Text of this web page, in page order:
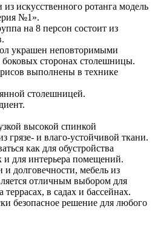
искусственного ротанга модель
№1».
на 8 персон состоит из
украшен неповторимыми
сторонах столешницы.
выполнены в технике
столешницей.
высокой спинкой
грязе- и влаго-устойчивой ткани.
как для обустройства
и для интерьера помещений.
и долговечности, мебель из
отличным выбором для
в садах и бассейнах.
безопасное решение для любого